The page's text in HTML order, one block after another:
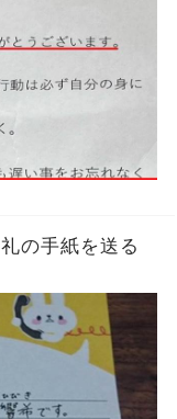
の手紙を送る